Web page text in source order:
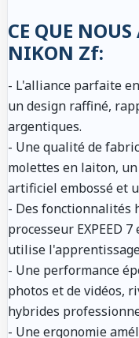
CE QUE
NIKON Zf:
- L'alliance parfaite
un design raffiné,
argentiques.
- Une qualité de
molettes en laiton,
artificiel embossé et
- Des fonctionnalités
processeur EXPEED
utilise
- Une performance
photos et de vidéos,
hybrides
- Une ergonomie